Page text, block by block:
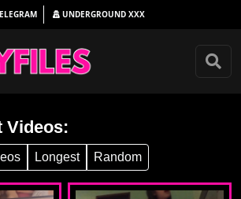
UNDERGROUND XXX
Videos:
Longest Random